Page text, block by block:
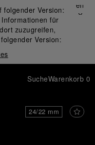
folgender Version:
für
zuzugreifen,
Version:
Schließen
✕
SucheWarenkorb 0
24/22 mm